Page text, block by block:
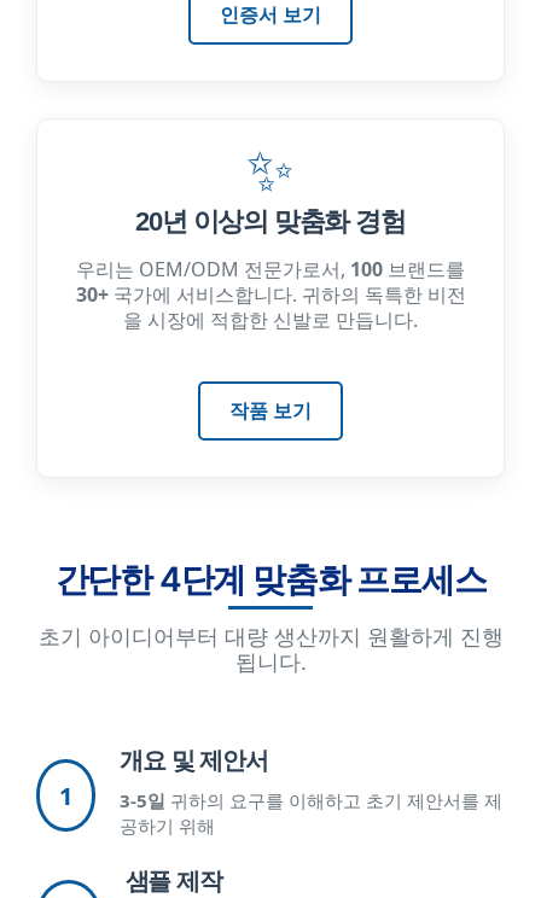
인증서 보기
✨
20년 이상의 맞춤화 경험
우리는 OEM/ODM 전문가로서, 100 브랜드를
30+국가에 서비스합니다. 귀하의 독특한 비전
을 시장에 적합한 신발로 만듭니다.
작품 보기
간단한 4단계 맞춤화 프로세스
초기 아이디어부터 대량 생산까지 원활하게 진행
됩니다.
1
개요 및 제안서
3-5일 귀하의 요구를 이해하고 초기 제안서를 제
공하기 위해
샘플 제작